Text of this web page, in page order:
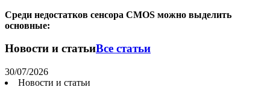
Среди недостатков сенсора CMOS можно выделить
основные:
Новости и статьиВсе статьи
30/07/2026
Новости и статьи